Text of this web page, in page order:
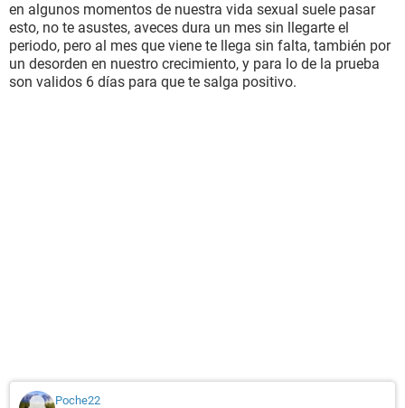
en algunos momentos de nuestra vida sexual suele pasar
esto, no te asustes, aveces dura un mes sin llegarte el
periodo, pero al mes que viene te llega sin falta, también por
un desorden en nuestro crecimiento, y para lo de la prueba
son validos 6 días para que te salga positivo.
Poche22